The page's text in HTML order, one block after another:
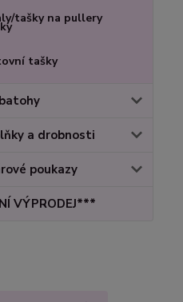
tašky na pullery
tašky
a drobnosti
poukazy
VÝPRODEJ***